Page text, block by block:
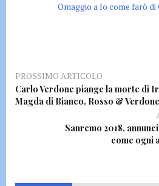
Omaggio a Io come farò
PROSSIMO ARTICOLO
Carlo Verdone piange la morte di
Magda di Bianco, Rosso & Verdone
Sanremo 2018,
come ogni